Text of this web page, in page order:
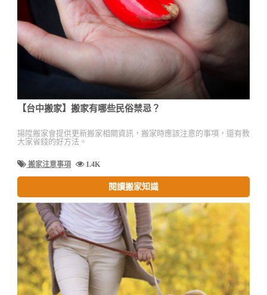
【台中搬家】搬家有哪些民俗禁忌？
揚陞搬家會提供更新搬家相關資訊，搬家時應該注意的事項，還有教
大家省錢的好方法。
搬家注意事項 1.4K
閱讀搬家知識